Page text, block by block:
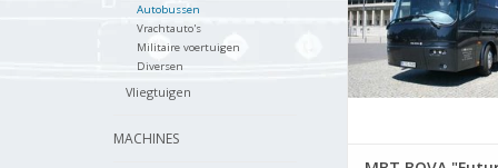
Autobussen
Vrachtauto's
Militaire voertuigen
Diversen
Vliegtuigen
MACHINES